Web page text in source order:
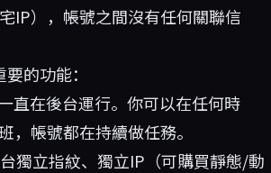
IP），帳號之間沒有任何關聯信
的功能：
直在後台運行。你可以在任何時
帳號都在持續做任務。
獨立指紋、獨立IP（可購買靜態/動